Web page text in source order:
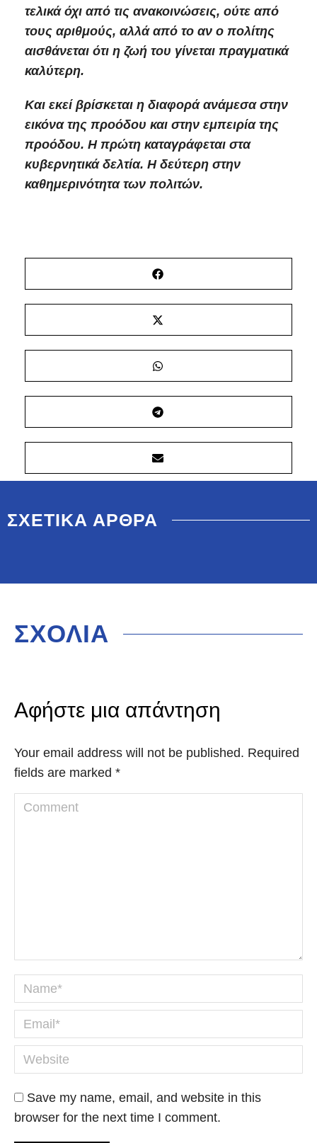
τελικά όχι από τις ανακοινώσεις, ούτε από
τους αριθμούς, αλλά από το αν ο πολίτης
αισθάνεται ότι η ζωή του γίνεται πραγματικά
καλύτερη.
Και εκεί βρίσκεται η διαφορά ανάμεσα στην
εικόνα της προόδου και στην εμπειρία της
προόδου. Η πρώτη καταγράφεται στα
κυβερνητικά δελτία. Η δεύτερη στην
καθημερινότητα των πολιτών.
ΣΧΕΤΙΚΑ ΑΡΘΡΑ
ΣΧΟΛΙΑ
Αφήστε μια απάντηση
Your email address will not be published. Required
fields are marked *
Comment
Name *
Email *
Website
Save my name, email, and website in this
browser for the next time I comment.